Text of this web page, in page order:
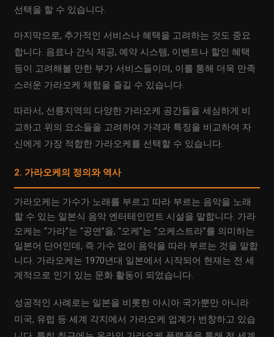
선택을 할 수 있습니다.
마지막으로, 추가적인 서비스나 혜택을 고려하는 것도 중요
합니다. 음료나 간식 제공, 예약 시스템, 이벤트나 할인 혜택
등이 고려해볼 만한 부가 서비스들이며, 이를 통해 더욱 만족
스러운 가라오케 체험을 즐길 수 있습니다.
따라서, 선릉지역의 다양한 가라오케 공간들을 세심하게 비
교하고 위의 요소들을 고려하여 가격과 특징을 비교하여 자
신에게 가장 적합한 가라오케를 선택할 수 있습니다.
2. 가라오케의 정의와 역사
가라오케는 가수가 노래를 부르고 따라 부르는 음악을 노래
할 수 있는 일본식 음악 엔터테인먼트 시설을 말합니다. 가라
오케는 “가라”는 “공연”을, “오케”는 “오케스트라”를 의미하는
일본어 단어인데, 즉 가수 없이 음악을 따라 부르는 것을 말합
니다. 가라오케는 1970년대 일본에서 시작되어 현재는 전 세
계적으로 인기 있는 문화 활동이 되었습니다.
성공적인 사례로는 일본을 비롯한 아시아 국가뿐만 아니라
미국, 유럽 등 세계 각지에서 가라오케 업계가 번창하고 있습